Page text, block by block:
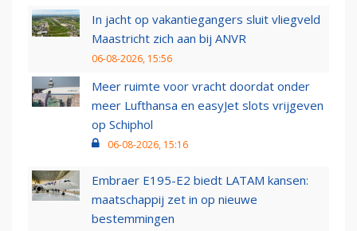
In jacht op vakantiegangers sluit vliegveld
Maastricht zich aan bij ANVR
06-08-2026, 15:56
Meer ruimte voor vracht doordat onder
meer Lufthansa en easyJet slots vrijgeven
op Schiphol
06-08-2026, 15:16
Embraer E195-E2 biedt LATAM kansen:
maatschappij zet in op nieuwe
bestemmingen